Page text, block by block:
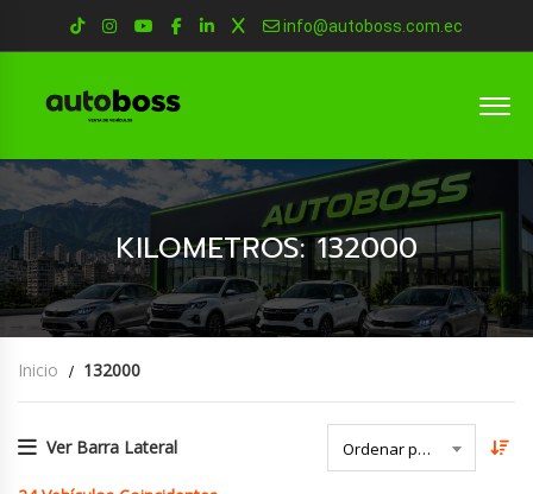
info@autoboss.com.ec
KILOMETROS: 132000
Inicio 132000
Ver Barra Lateral Ordenar por Fecha